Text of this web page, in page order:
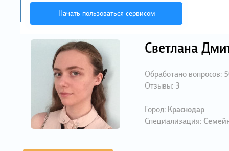
Начать пользоваться сервисом
Светлана
Обработано вопросов:
Отзывы: 3
Город: Краснодар
Специализация: